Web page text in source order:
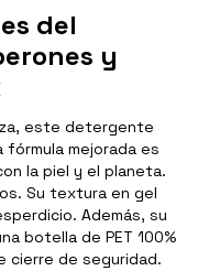
del
y
este detergente
mejorada es
la piel y el planeta.
Su textura en gel
Además, su
botella de PET 100%
cierre de seguridad.